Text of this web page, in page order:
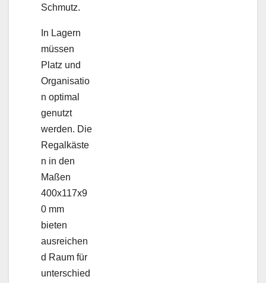
Schmutz.
In Lagern
müssen
Platz und
Organisatio
n optimal
genutzt
werden. Die
Regalkäste
n in den
Maßen
400x117x9
0 mm
bieten
ausreichen
d Raum für
unterschied